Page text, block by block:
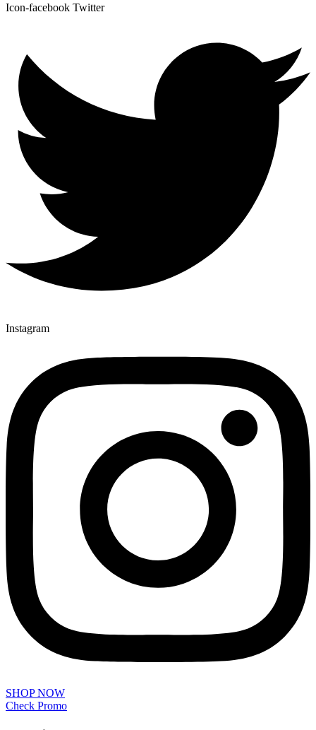
Icon-facebook Twitter
Instagram
SHOP NOW
Check Promo